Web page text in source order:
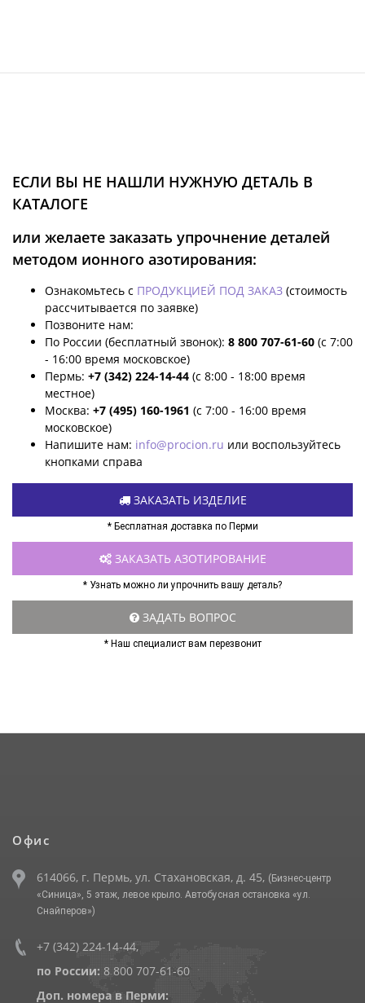
ЕСЛИ ВЫ НЕ НАШЛИ НУЖНУЮ ДЕТАЛЬ В
КАТАЛОГЕ
или желаете заказать упрочнение деталей
методом ионного азотирования:
Ознакомьтесь с ПРОДУКЦИЕЙ ПОД ЗАКАЗ (стоимость
рассчитывается по заявке)
Позвоните нам:
По России (бесплатный звонок): 8 800 707-61-60 (с 7:00
- 16:00 время московское)
Пермь: +7 (342) 224-14-44 (с 8:00 - 18:00 время
местное)
Москва: +7 (495) 160-1961 (с 7:00 - 16:00 время
московское)
Напишите нам: info@procion.ru или воспользуйтесь
кнопками справа
ЗАКАЗАТЬ ИЗДЕЛИЕ
* Бесплатная доставка по Перми
ЗАКАЗАТЬ АЗОТИРОВАНИЕ
* Узнать можно ли упрочнить вашу деталь?
ЗАДАТЬ ВОПРОС
* Наш специалист вам перезвонит
Офис
614066, г. Пермь, ул. Стахановская, д. 45, (Бизнес-центр
«Синица», 5 этаж, левое крыло. Автобусная остановка «ул.
Снайперов»)
+7 (342) 224-14-44,
по России: 8 800 707-61-60
Доп. номера в Перми: